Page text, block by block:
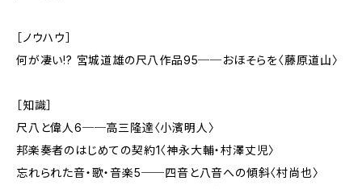
［ノウハウ］
何が凄い!? 宮城道雄の尺八作品95──おほそらを〈藤原道山〉
［知識］
尺八と偉人6──高三隆達〈小濱明人〉
邦楽奏者のはじめての契約1〈神永大輔・村澤丈児〉
忘れられた音・歌・音楽5──四音と八音への傾斜〈村尚也〉